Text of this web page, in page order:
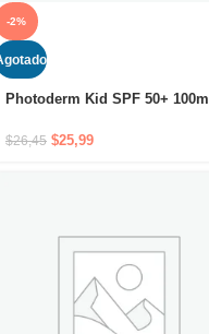
-2%
Photoderm Kid SPF 50+ 100ml
$26,45 $25,99